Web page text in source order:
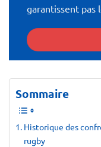
garantissent pas
Sommaire
Historique des
rugby